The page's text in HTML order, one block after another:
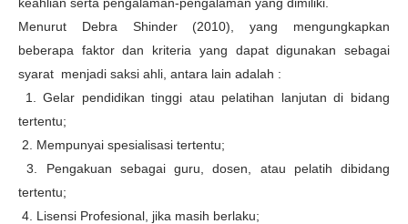
Menurut Debra Shinder (2010), yang mengungkapkan
beberapa faktor dan kriteria yang dapat digunakan sebagai
syarat menjadi saksi ahli, antara lain adalah :
1. Gelar pendidikan tinggi atau pelatihan lanjutan di bidang
tertentu;
2. Mempunyai spesialisasi tertentu;
3. Pengakuan sebagai guru, dosen, atau pelatih dibidang
tertentu;
4. Lisensi Profesional, jika masih berlaku;